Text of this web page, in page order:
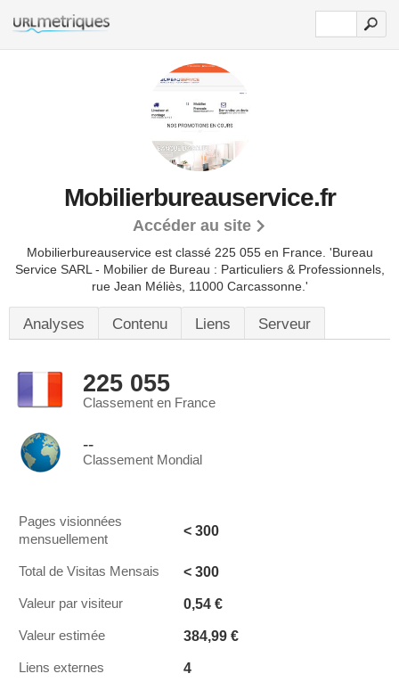
Mobilierbureauservice.fr
Accéder au site
Mobilierbureauservice est classé 225 055 en France. 'Bureau
Service SARL - Mobilier de Bureau : Particuliers & Professionnels,
rue Jean Méliès, 11000 Carcassonne.'
Analyses Contenu Liens Serveur
225 055
Classement en France
--
Classement Mondial
Pages visionnées
mensuellement
< 300
Total de Visitas Mensais < 300
Valeur par visiteur 0,54 €
Valeur estimée 384,99 €
Liens externes 4